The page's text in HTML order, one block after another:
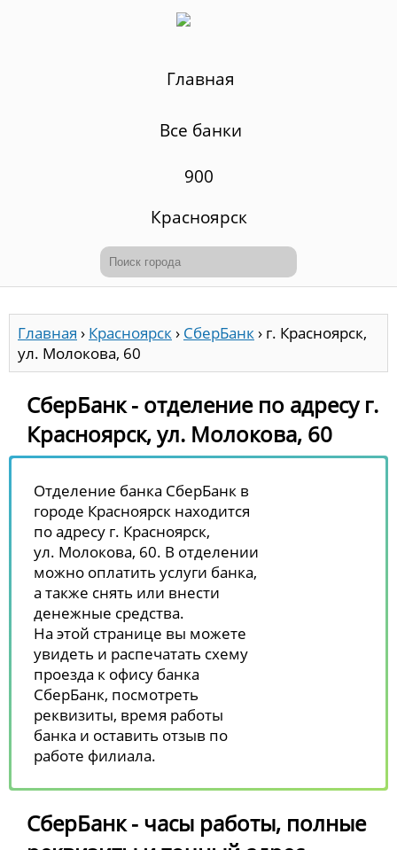
Главная
Все банки
900
Красноярск
Главная › Красноярск› СберБанк› г. Красноярск,
ул. Молокова, 60
СберБанк - отделение по адресу г.
Красноярск, ул. Молокова, 60
Отделение банка СберБанк в
городе Красноярск находится
по адресу г. Красноярск,
ул. Молокова, 60. В отделении
можно оплатить услуги банка,
а также снять или внести
денежные средства.
На этой странице вы можете
увидеть и распечатать схему
проезда к офису банка
СберБанк, посмотреть
реквизиты, время работы
банка и оставить отзыв по
работе филиала.
СберБанк - часы работы, полные